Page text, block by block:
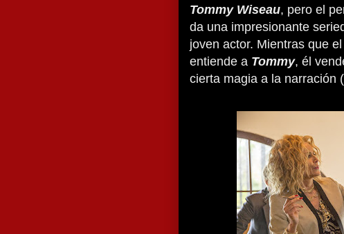
Tommy Wiseau, pero el
da una impresionante
joven actor. Mientras que
entiende a Tommy, él
cierta magia a la narración